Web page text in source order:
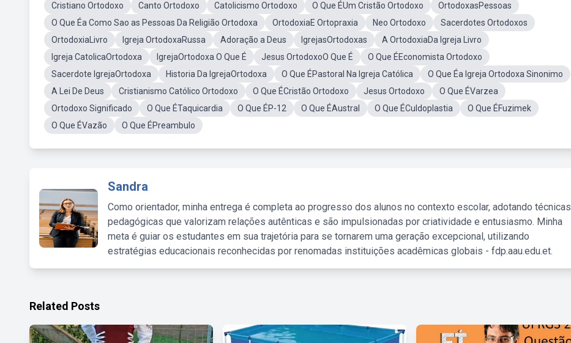
Cristiano Ortodoxo
Canto Ortodoxo Catolicismo Ortodoxo O Que ÉUm Cristão Ortodoxo
OrtodoxasPessoas
O Que Éa Como Sao as Pessoas Da Religião Ortodoxa
OrtodoxiaE Ortopraxia Neo Ortodoxo
Sacerdotes Ortodoxos
OrtodoxiaLivro
Igreja OrtodoxaRussa Adoração a Deus IgrejasOrtodoxas
A OrtodoxiaDa Igreja Livro
Igreja CatolicaOrtodoxa
IgrejaOrtodoxa O Que É Jesus OrtodoxoO Que É
O Que ÉEconomista Ortodoxo
Sacerdote IgrejaOrtodoxa
Historia Da IgrejaOrtodoxa O Que ÉPastoral Na Igreja Católica
O Que Éa Igreja Ortodoxa Sinonimo
A Lei De Deus
Cristianismo Católico Ortodoxo O Que ÉCristão Ortodoxo Jesus Ortodoxo
O Que ÉVarzea
Ortodoxo Significado
O Que ÉTaquicardia O Que ÉP-12 O Que ÉAustral O Que ÉCuldoplastia
O Que ÉFuzimek
O Que ÉVazão
O Que ÉPreambulo
Sandra
Como orientador, minha entrega é completa ao progresso dos alunos no contexto escolar, adotando técnicas
pedagógicas que valorizam relações autênticas e são impulsionadas por criatividade e entusiasmo. Minha
meta é guiar os estudantes em sua trajetória para se tornarem uma geração excepcional, utilizando
estratégias educacionais reconhecidas por renomadas instituições acadêmicas globais - fdp.aau.edu.et.
Related Posts